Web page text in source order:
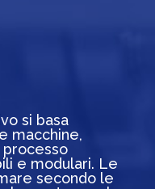
si basa
macchine,
e modulari. Le
secondo le